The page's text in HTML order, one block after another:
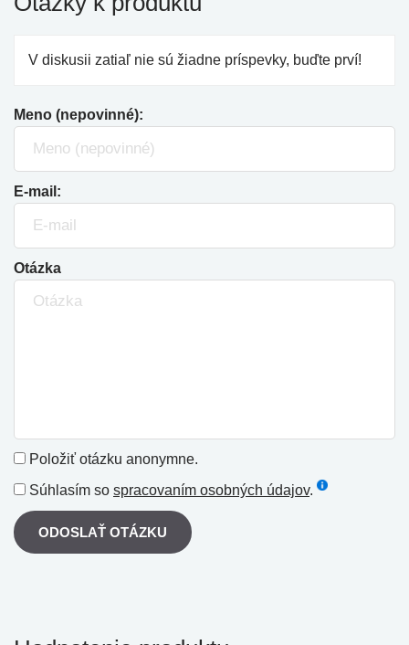
V diskusii zatiaľ nie sú žiadne príspevky, buďte prví!
Meno (nepovinné):
E-mail:
Otázka
Položiť otázku anonymne.
Súhlasím so spracovaním osobných údajov.
ODOSLAŤ OTÁZKU